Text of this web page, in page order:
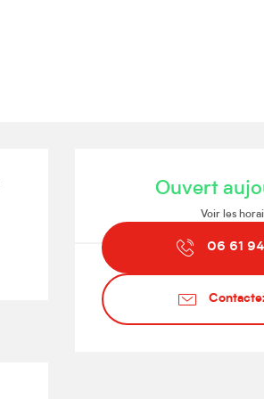
Ouverture
Ouvert
Voir les
06 61 94